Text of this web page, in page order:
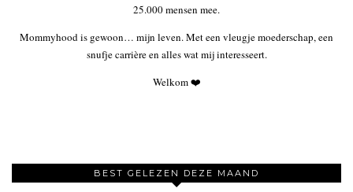
25.000 mensen mee.
Mommyhood is gewoon… mijn leven. Met een vleugje moederschap, een
snufje carrière en alles wat mij interesseert.
Welkom ❤️
BEST GELEZEN DEZE MAAND